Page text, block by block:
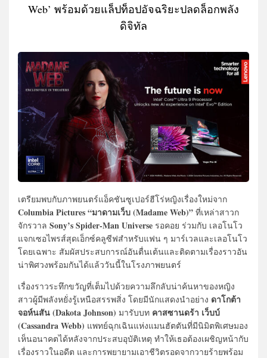
Web’ พร้อมด้วยแล็ปท็อปอัจฉริยะปลดล็อกพลัง
ดิจิทัล
เตรียมพบกับภาพยนตร์แอ็คชันซูเปอร์ฮีโร่หญิงเรื่องใหม่จาก
Columbia Pictures“มาดามเว็บ (Madame Web)” ที่เหล่าสาวก
จักรวาล Sony’s Spider-Man Universe รอคอย ร่วมกับ เลอโนโว
แจกเซอไพรส์สุดเอ็กซ์คลูซีฟสำหรับแฟน ๆ มาร์เวลและเลอโนโว
โดยเฉพาะ สัมผัสประสบการณ์อันตื่นเต้นและติดตามเรื่องราวอัน
น่าพิศวงพร้อมกันได้แล้ววันนี้ในโรงภาพยนตร์
เรื่องราวระทึกขวัญที่เต็มไปด้วยความลึกลับน่าค้นหาของหญิง
สาวผู้มีพลังหยั่งรู้เหนือสรรพสิ่ง โดยมีนักแสดงนำอย่าง ดาโกต้า
จอห์นสัน (Dakota Johnson) มารับบท คาสซานดร้า เว็บบ์
(Cassandra Webb) แพทย์ฉุกเฉินแห่งแมนฮัตตันที่มีนิมิตพิเศษมอง
เห็นอนาคตได้หลังจากประสบอุบัติเหตุ ทำให้เธอต้องเผชิญหน้ากับ
เรื่องราวในอดีต และการพยายามเอาชีวิตรอดจากวายร้ายพร้อม